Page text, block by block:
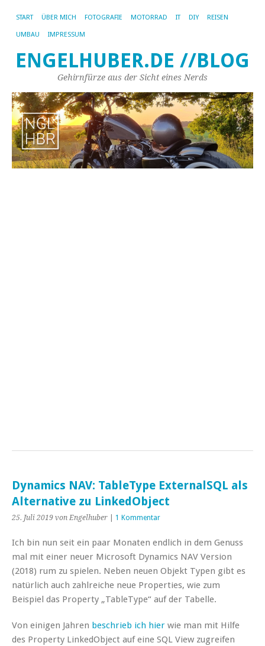
START ÜBER MICH FOTOGRAFIE MOTORRAD IT DIY REISEN
UMBAU IMPRESSUM
ENGELHUBER.DE //BLOG
Gehirnfürze aus der Sicht eines Nerds
Dynamics NAV: TableType ExternalSQL als
Alternative zu LinkedObject
25. Juli 2019 von Engelhuber 1 Kommentar
Ich bin nun seit ein paar Monaten endlich in dem Genuss
mal mit einer neuer Microsoft Dynamics NAV Version
(2018) rum zu spielen. Neben neuen Objekt Typen gibt es
natürlich auch zahlreiche neue Properties, wie zum
Beispiel das Property „TableType“ auf der Tabelle.
Von einigen Jahren beschrieb ich hier wie man mit Hilfe
des Property LinkedObject auf eine SQL View zugreifen